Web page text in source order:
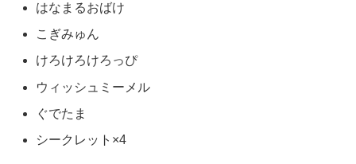
はなまるおばけ
こぎみゅん
けろけろけろっぴ
ウィッシュミーメル
ぐでたま
シークレット×4